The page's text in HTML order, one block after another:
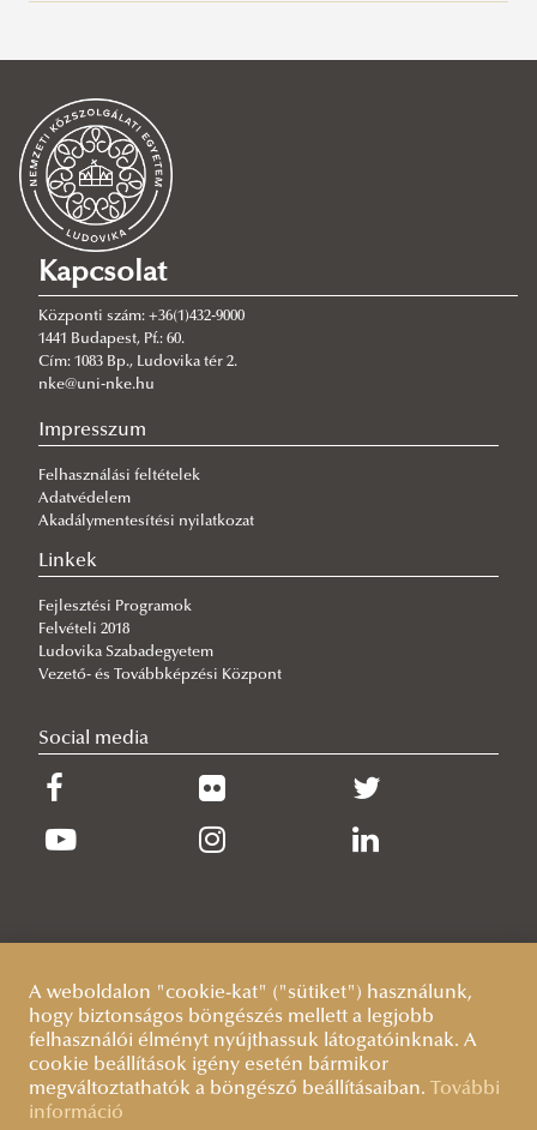
Hallgatói érdekképviselet
EHÖK elnöki köszöntő
Tisztségviselőink
Főbb tevékenységeink
Adminisztráció
Képzésfejlesztés
Gazdasági ügyek
Kollégiumi ügyek
Kommunikáció
Rendezvényszervezés
Sport
Külföldi tanulmányok
Külkapcsolat
Erasmus+ Program
Megjelenés
Hallgatói Önkormányzatok Országos Konferenciája
(HÖOK)
NKE Liga
NKE Liga 2026 Tavasz
NKE Liga 2023 tavasz
NKE Liga 2022
NKE Liga 2022 ősz
NKE Liga 2021
Gólyáknak
NKE Gólyatábor 2026
NKE Gólyatábor 2025
NKE Gólyatábor 2024
NKE GÓLYATÁBOR 2022
NKE GÓLYATÁBOR 2021
NKE Gólyatábor 2019
Vers-, novella-, és fotópályázat
Szakkollégiumok
Forum Publicum
Kollégiumi ügyek
Kapcsolat
Központi szám: +36(1)432-9000
1441 Budapest, Pf.: 60.
Cím: 1083 Bp., Ludovika tér 2.
nke@uni-nke.hu
Impresszum
Felhasználási feltételek
Adatvédelem
Akadálymentesítési nyilatkozat
Linkek
Fejlesztési Programok
Felvételi 2018
Ludovika Szabadegyetem
Vezető- és Továbbképzési Központ
Social media
A weboldalon "cookie-kat" ("sütiket") használunk,
hogy biztonságos böngészés mellett a legjobb
felhasználói élményt nyújthassuk látogatóinknak. A
cookie beállítások igény esetén bármikor
megváltoztathatók a böngésző beállításaiban.
További
információ